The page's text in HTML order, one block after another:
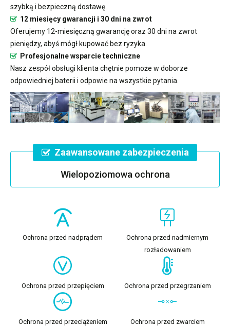
szybką i bezpieczną dostawę.
12 miesięcy gwarancji i 30 dni na zwrot
Oferujemy 12-miesięczną gwarancję oraz 30 dni na zwrot
pieniędzy, abyś mógł kupować bez ryzyka.
Profesjonalne wsparcie techniczne
Nasz zespół obsługi klienta chętnie pomoże w doborze
odpowiedniej baterii i odpowie na wszystkie pytania.
Zaawansowane zabezpieczenia
Wielopoziomowa ochrona
Ochrona przed nadprądem
Ochrona przed nadmiernym
rozładowaniem
Ochrona przed przepięciem Ochrona przed przegrzaniem
Ochrona przed przeciążeniem Ochrona przed zwarciem